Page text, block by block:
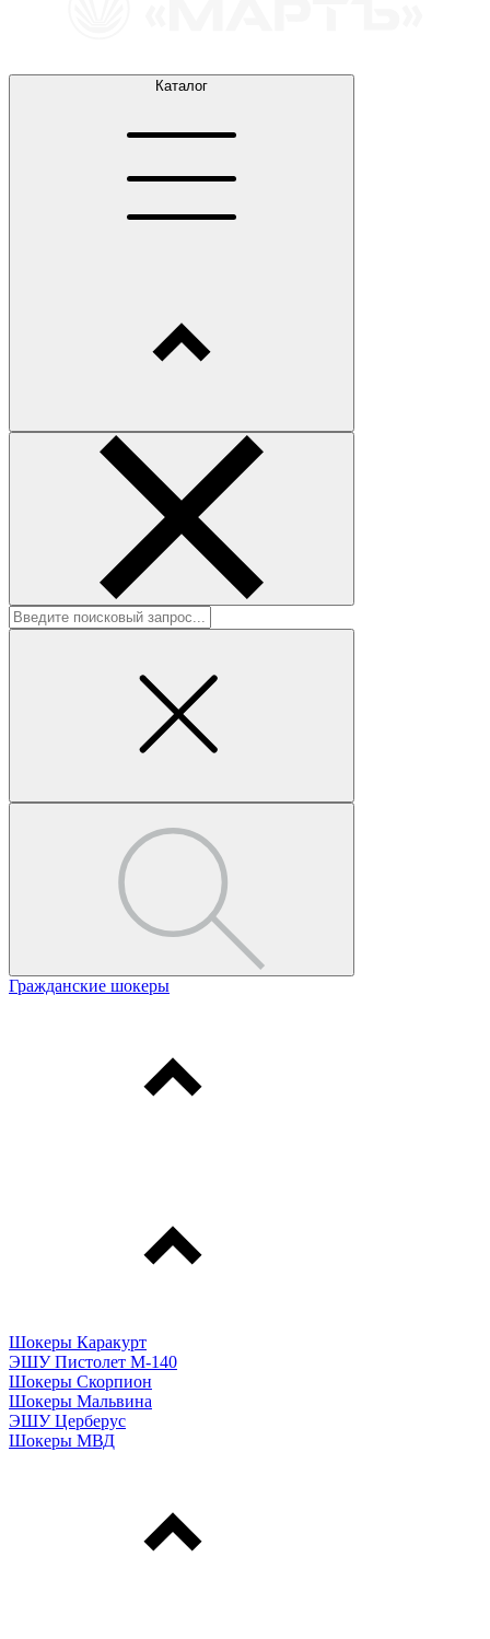
Каталог
Гражданские шокеры
Шокеры Каракурт
ЭШУ Пистолет М-140
Шокеры Скорпион
Шокеры Мальвина
ЭШУ Церберус
Шокеры МВД